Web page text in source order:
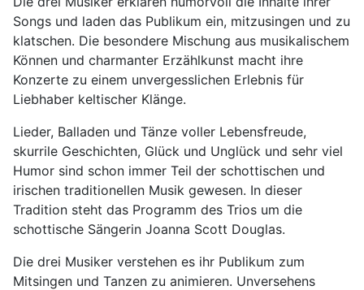
Songs und laden das Publikum ein, mitzusingen und zu
klatschen. Die besondere Mischung aus musikalischem
Können und charmanter Erzählkunst macht ihre
Konzerte zu einem unvergesslichen Erlebnis für
Liebhaber keltischer Klänge.
Lieder, Balladen und Tänze voller Lebensfreude,
skurrile Geschichten, Glück und Unglück und sehr viel
Humor sind schon immer Teil der schottischen und
irischen traditionellen Musik gewesen. In dieser
Tradition steht das Programm des Trios um die
schottische Sängerin Joanna Scott Douglas.
Die drei Musiker verstehen es ihr Publikum zum
Mitsingen und Tanzen zu animieren. Unversehens